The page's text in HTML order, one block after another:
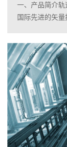
一、产品简介
国际先进的矢量